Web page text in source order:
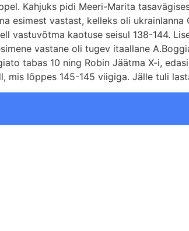
Kahjuks pidi Meeri-Marita
esimest vastast, kelleks oli ukrainlanna
vastuvõtma kaotuse seisul 138-144.
vastane oli tugev itaallane
tabas 10 ning Robin Jäätma X-i,
mis lõppes 145-145 viigiga. Jälle tuli